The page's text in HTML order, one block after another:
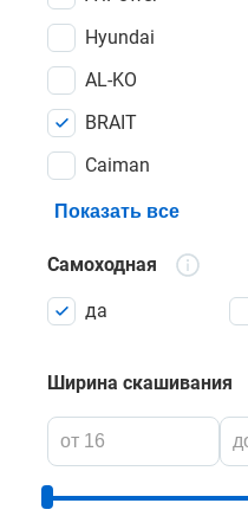
Hyundai
AL-KO
BRAIT
Caiman
Показать все
Самоходная
да
Ширина скашивания